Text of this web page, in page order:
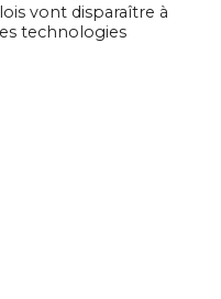
vont disparaître à
technologies